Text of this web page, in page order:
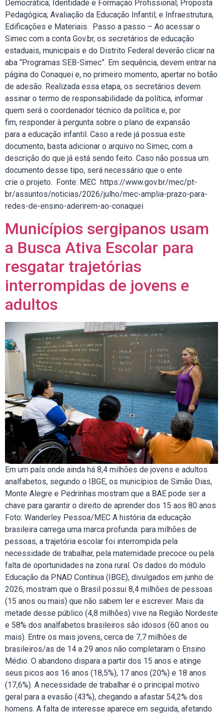
Democrática; Identidade e Formação Profissional; Proposta
Pedagógica; Avaliação da Educação Infantil; e Infraestrutura,
Edificações e Materiais. Passo a passo – Ao acessar o
Simec com a conta Gov.br, os secretários de educação
estaduais, municipais e do Distrito Federal deverão clicar na
aba “Programas SEB-Simec”. Em sequência, devem entrar na
página do Conaquei e, no primeiro momento, apertar no botão
de adesão. Realizada essa etapa, os secretários devem
assinar o termo de responsabilidade da política, informar
quem será o coordenador técnico da política e, por
fim, responder à pergunta sobre o plano de expansão
para a educação infantil. Caso a rede já possua este
documento, basta adicionar o arquivo no Simec, com a
descrição do que já está sendo feito. Caso não possua um
documento desse tipo, será necessário que o ente
crie o projeto. Fonte: MEC https://www.gov.br/mec/pt-
br/assuntos/noticias/2026/julho/mec-amplia-prazo-para-
redes-de-ensino-aderirem-ao-conaquei
Municípios sergipanos usam
a Busca Ativa Escolar para
resgatar trajetórias
interrompidas de jovens e
adultos
Em um país onde ainda há 8,4 milhões de jovens e adultos
analfabetos, segundo o IBGE, os municípios de Simão Dias,
Monte Alegre e Pedrinhas mostram que a BAE pode ser a
chave para garantir o direito de aprender dos 15 aos 80 anos
Foto: Wanderley Pessoa/MEC A história da educação
brasileira carrega uma marca profunda: para milhões de
pessoas, a trajetória escolar foi interrompida pela
necessidade de trabalhar, pela maternidade precoce ou pela
falta de oportunidades na zona rural. Os dados do módulo
Educação da PNAD Contínua (IBGE), divulgados em junho de
2026, mostram que o Brasil possui 8,4 milhões de pessoas
(15 anos ou mais) que não sabem ler e escrever. Mais da
metade desse público (4,8 milhões) vive na Região Nordeste
e 58% dos analfabetos brasileiros são idosos (60 anos ou
mais). Entre os mais jovens, cerca de 7,7 milhões de
brasileiros/as de 14 a 29 anos não completaram o Ensino
Médio. O abandono dispara a partir dos 15 anos e atinge
seus picos aos 16 anos (18,5%), 17 anos (20%) e 18 anos
(17,6%). A necessidade de trabalhar é o principal motivo
geral para a evasão (43%), chegando a afastar 54,2% dos
homens. A falta de interesse aparece em seguida, afetando